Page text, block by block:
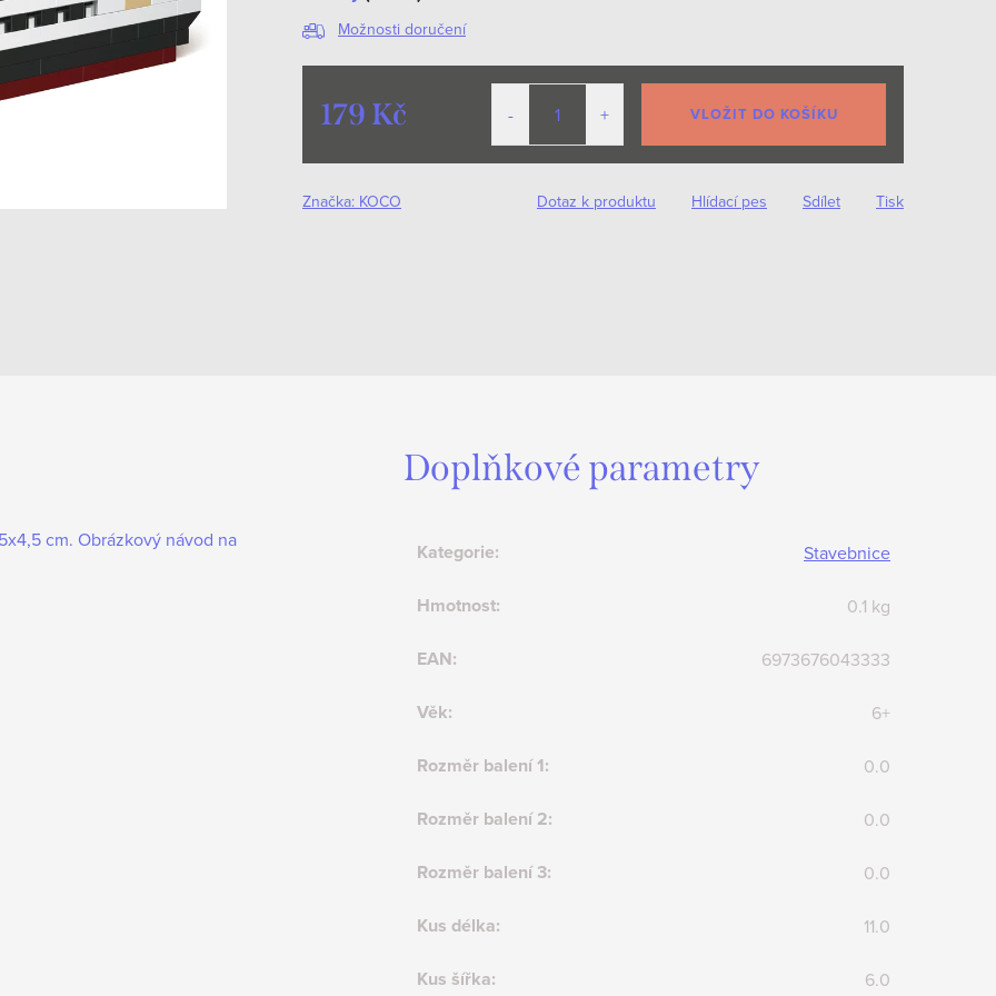
Možnosti doručení
179 Kč
cena:
VLOŽIT DO KOŠÍKU
Značka: KOCO Tisk
Dotaz k produktu Hlídací pes Sdílet
cm. Obrázkový návod na
Doplňkové parametry
Kategorie: Stavebnice
Hmotnost: 0.1 kg
EAN: 6973676043333
Věk: 6+
Rozměr balení 1: 0.0
Rozměr balení 2: 0.0
Rozměr balení 3: 0.0
Kus délka: 11.0
Kus šířka: 6.0